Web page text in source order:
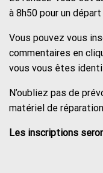
à 8h50 pour un
Vous pouvez vous
commentaires en
vous vous êtes
N’oubliez pas de
matériel de
Les inscriptions